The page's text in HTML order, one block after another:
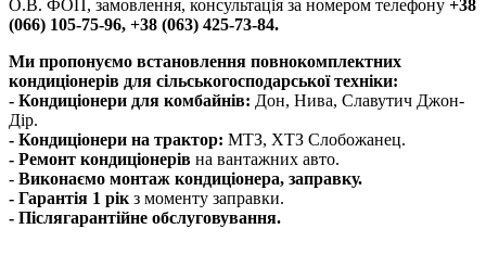
О.В. ФОП, замовлення, консультація за номером телефону +38
(066) 105-75-96, +38 (063) 425-73-84.
Ми пропонуємо встановлення повнокомплектних
кондиціонерів для сільськогосподарської техніки:
- Кондиціонери для комбайнів: Дон, Нива, Славутич Джон-
Дір.
- Кондиціонери на трактор: МТЗ, ХТЗ Слобожанец.
- Ремонт кондиціонерів на вантажних авто.
- Виконаємо монтаж кондиціонера, заправку.
- Гарантія 1 рік з моменту заправки.
- Післягарантійне обслуговування.